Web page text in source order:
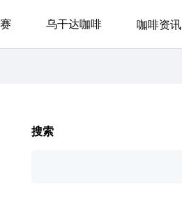
乌干达咖啡 咖啡资讯
搜索